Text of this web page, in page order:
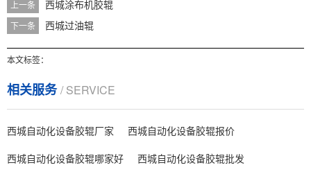
上一条 西城涂布机胶辊
下一条 西城过油辊
本文标签：
相关服务/ SERVICE
西城自动化设备胶辊厂家
西城自动化设备胶辊报价
西城自动化设备胶辊哪家好
西城自动化设备胶辊批发